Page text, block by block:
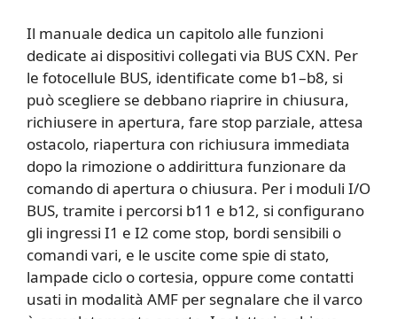
Il manuale dedica un capitolo alle funzioni
dedicate ai dispositivi collegati via BUS CXN. Per
le fotocellule BUS, identificate come b1–b8, si
può scegliere se debbano riaprire in chiusura,
richiusere in apertura, fare stop parziale, attesa
ostacolo, riapertura con richiusura immediata
dopo la rimozione o addirittura funzionare da
comando di apertura o chiusura. Per i moduli I/O
BUS, tramite i percorsi b11 e b12, si configurano
gli ingressi I1 e I2 come stop, bordi sensibili o
comandi vari, e le uscite come spie di stato,
lampade ciclo o cortesia, oppure come contatti
usati in modalità AMF per segnalare che il varco